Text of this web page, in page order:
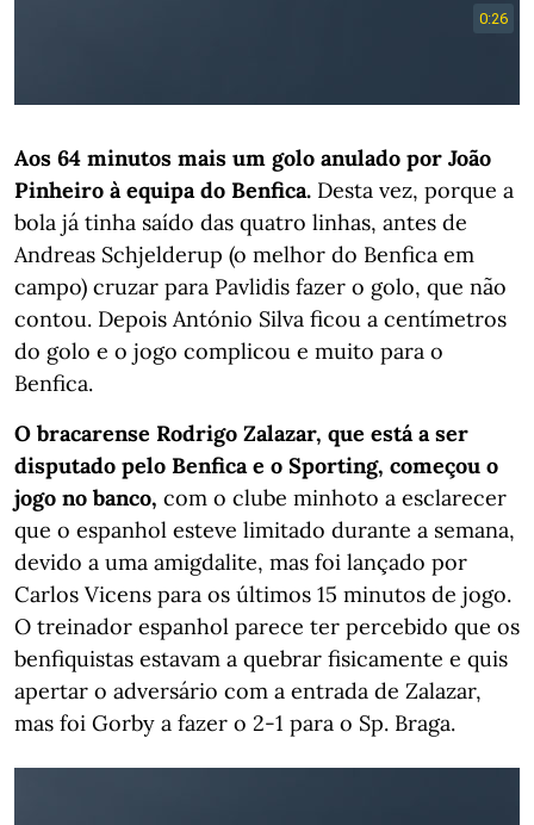
Aos 64 minutos mais um golo anulado por João
Pinheiro à equipa do Benfica. Desta vez, porque a
bola já tinha saído das quatro linhas, antes de
Andreas Schjelderup (o melhor do Benfica em
campo) cruzar para Pavlidis fazer o golo, que não
contou. Depois António Silva ficou a centímetros
do golo e o jogo complicou e muito para o
Benfica.
O bracarense Rodrigo Zalazar, que está a ser
disputado pelo Benfica e o Sporting, começou o
jogo no banco, com o clube minhoto a esclarecer
que o espanhol esteve limitado durante a semana,
devido a uma amigdalite, mas foi lançado por
Carlos Vicens para os últimos 15 minutos de jogo.
O treinador espanhol parece ter percebido que os
benfiquistas estavam a quebrar fisicamente e quis
apertar o adversário com a entrada de Zalazar,
mas foi Gorby a fazer o 2-1 para o Sp. Braga.